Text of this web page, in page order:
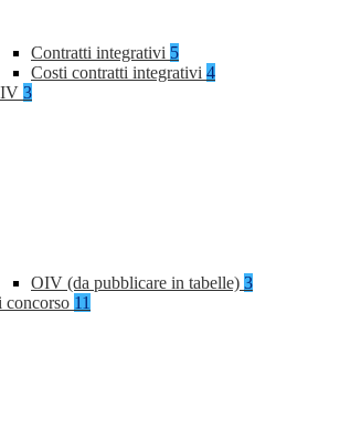
Contratti integrativi 5
Costi contratti integrativi 4
3
OIV (da pubblicare in tabelle) 3
concorso 11